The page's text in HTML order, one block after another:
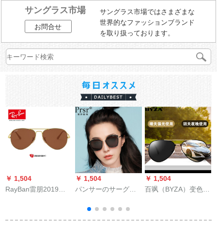
サングラス市場
お問合せ
サングラス市場ではさまざまな
世界的なファッションブランド
を取り扱っております。
￥ 1,504
RayBan雷朋2019春
モーション形偏光サ
￥ 1,504
パンサーのサーグリ
光/ナインのレインズ
のサングリストT
￥ 1,504
百飒（BYZA）变色サ